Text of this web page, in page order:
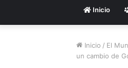
Inicio
Inicio / El
un cambio de